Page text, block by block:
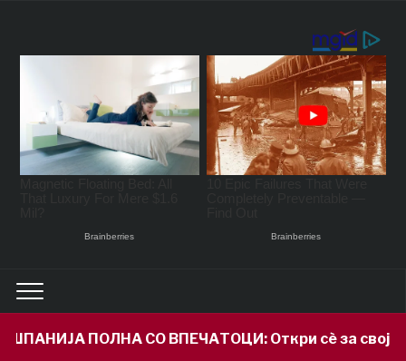
Откри сè за својот внук Илијан и